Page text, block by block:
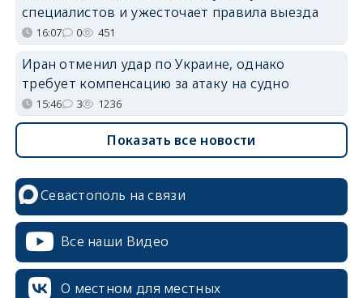
специалистов и ужесточает правила выезда
16:07 0 451
Иран отменил удар по Украине, однако
требует компенсацию за атаку на судно
15:46 3 1236
Показать все новости
Севастополь на связи
Все наши Видео
О местном для местных